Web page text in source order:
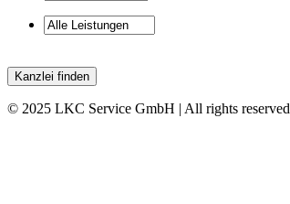
Kanzlei finden
© 2025 LKC Service GmbH | All rights reserved